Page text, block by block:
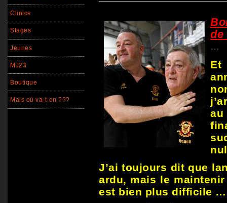
Clinics
Stages
Jeunes
MJ23
Boutique
Mais où va-t-on ???
de
…
Et
J’ai toujours dit que
ardu, mais le
est bien plus difficile …